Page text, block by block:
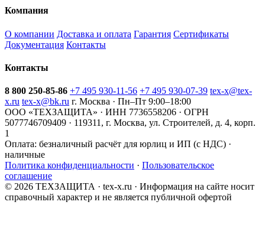
Компания
О компании Доставка и оплата Гарантия Сертификаты
Документация Контакты
Контакты
8 800 250-85-86 +7 495 930-11-56 +7 495 930-07-39 tex-x@tex-
x.ru tex-x@bk.ru г. Москва · Пн–Пт 9:00–18:00
ООО «ТЕХЗАЩИТА» · ИНН 7736558206 · ОГРН
5077746709409 · 119311, г. Москва, ул. Строителей, д. 4, корп.
1
Оплата: безналичный расчёт для юрлиц и ИП (с НДС) ·
наличные
Политика конфиденциальности · Пользовательское
соглашение
© 2026 ТЕХЗАЩИТА · tex-x.ru · Информация на сайте носит
справочный характер и не является публичной офертой